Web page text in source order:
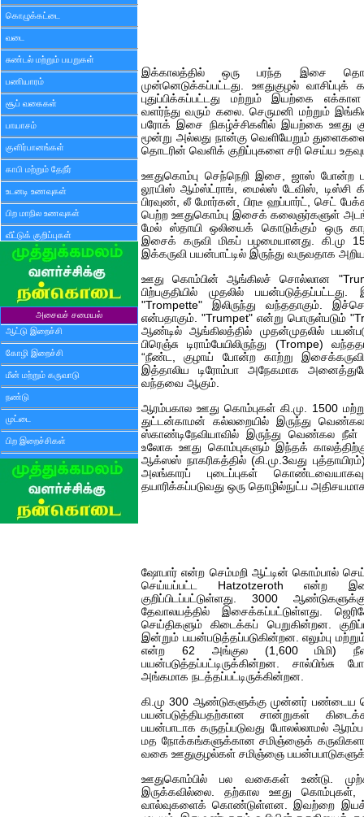
கொழுக்கட்டை
வடை
சுண்டல் மற்றும் பயறுகள்
பணியாரம்
சூப் வகைகள்
பாயாசம்
குளிர்பானங்கள்
காபி மற்றும் தேநீர்
உடனடி உணவுகள்
பிற மாநில உணவுகள்
வீட்டுக் குறிப்புகள்
அசைவச் சமையல்
ஆட்டு இறைச்சி
கோழி இறைச்சி
மீன் மற்றும் கருவாடு
நண்டு
முட்டை
பிற இறைச்சிகள்
இக்காலத்தில் ஒரு பரந்த இசை
முன்னெடுக்கப்பட்டது. ஊதுகுழல்
புதுப்பிக்கப்பட்டது மற்றும் இயற்கை
வளர்ந்து வரும் கலை. செருமனி மற்றும்
பரோக் இசை நிகழ்ச்சிகளி்ல் இயற்கை ஊது
மூன்று அல்லது நான்கு வெளியேறும்
தொடரின் வெளிக் குறிப்புகளை சரி செய்ய
ஊதுகொம்பு செந்நெறி இசை, ஜாஸ் போன்ற
லூயிஸ் ஆம்ஸ்ட்ராங், மைல்ஸ் டேவிஸ், டிஸ்சி
பிரவுண், லீ மோர்கன், பிரடீ ஹப்பார்ட், செட்
பெற்ற ஊதுகொம்பு இசைக் கலைஞர்களுள்
மேல் ஸ்தாயி ஒலியைக் கொடுக்கும் ஒரு
இசைக் கருவி மிகப் பழமையானது. கி.மு
இக்கருவி பயன்பாட்டில் இருந்து வருவதாக
ஊது கொம்பின் ஆங்கிலச் சொல்லான
பிற்பகுதியில் முதலில்
"Trompette" இலிருந்து வந்ததாகும்.
என்பதாகும். "Trumpet" என்று பொருள்படும்
ஆண்டில் ஆங்கிலத்தில் முதன்முதலில்
பிரெஞ்சு டிராம்பேயிலிருந்து (Trompe)
“நீண்ட, குழாய் போன்ற காற்று
இத்தாலிய டிரோம்பா அநேகமாக
வந்தவை ஆகும்.
ஆரம்பகால ஊது கொம்புகள் கி.மு. 1500
துட்டன்காமன் கல்லறையில் இருந்து
ஸ்காண்டிநேவியாவில் இருந்து வெண்கல நீள்
உலோக ஊது கொம்புகளும் இந்தக்
ஆக்ஸஸ் நாகரிகத்தில் (கி.மு.3வது
அலங்காரப் புடைப்புகள்
தயாரிக்கப்படுவது ஒரு தொழில்நுட்ப
ஷோபார் என்ற செம்மறி ஆட்டின் கொம்பால்
செய்யப்பட்ட Hatzotzeroth என்ற
குறிப்பிடப்பட்டுள்ளது. 3000
தேவாலயத்தில் இசைக்கப்பட்டுள்ளது.
செய்திகளும் கிடைக்கப் பெறுகின்றன.
இன்றும் பயன்படுத்தப்படுகின்றன. எலும்பு
என்ற 62 அங்குல (1,600 மிமி)
பயன்படுத்தப்பட்டிருக்கின்றன. சால்பிங்சு
அங்கமாக நடத்தப்பட்டிருக்கின்றன.
கி.மு 300 ஆண்டுகளுக்கு முன்னர் பண்டைய
பயன்படுத்தியதற்கான சான்றுகள்
பயன்பாடாக கருதப்படுவது போலல்லாமல்
மத நோக்கங்களுக்கான சமிஞ்ஞைக்
வகை ஊதுகுழல்கள் சமிஞ்ஞை
ஊதுகொம்பில் பல வகைகள் உண்டு.
இருக்கவில்லை. தற்கால ஊது கொம்புகள்,
வால்வுகளைக் கொண்டுள்ளன. இவற்றை